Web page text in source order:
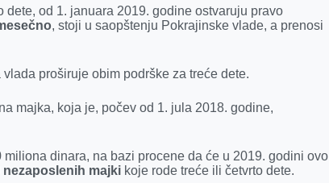
od 1. januara 2019. godine ostvaruju pravo
, stoji u saopštenju Pokrajinske vlade, a prenosi
proširuje obim podrške za treće dete.
majka, koja je, počev od 1. jula 2018. godine,
dinara, na bazi procene da će u 2019. godini ovo
nezaposlenih majki koje rode treće ili četvrto dete.